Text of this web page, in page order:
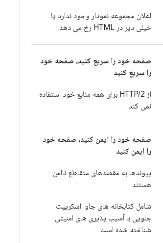
اعلان مجموعه نمودار وجود ندارد یا
خیلی دیر در HTML رخ می دهد
صفحه خود را سریع کنید، صفحه خود
را سریع کنید
از HTTP /
2 برای همه منابع خود استفاده
نمی کند
صفحه خود را ایمن کنید، صفحه خود
را ایمن کنید
پیوندها به مقصدهای متقاطع ناامن
هستند
شامل کتابخانه های جاوا اسکریپت
جلویی با آسیب پذیری های امنیتی
شناخته شده است